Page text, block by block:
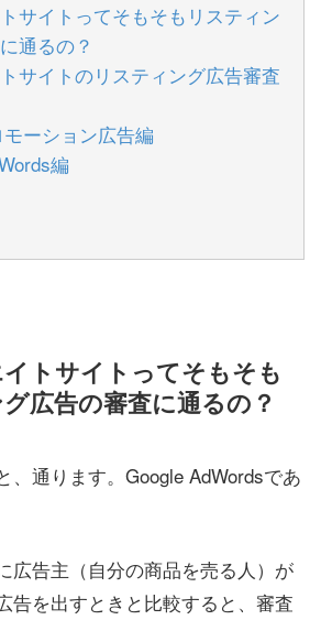
サイトってそもそもリスティン
通るの？
サイトのリスティング広告審査
ーション広告編
編
トサイトってそもそも
広告の審査に通るの？
、通ります。Google AdWordsであ
広告主（自分の商品を売る人）が
告を出すときと比較すると、審査